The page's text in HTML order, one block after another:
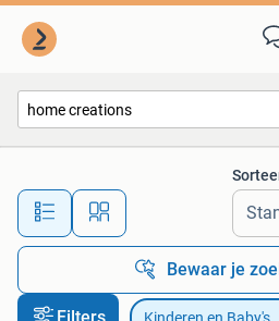
Alle afstanden…
Bewaar je